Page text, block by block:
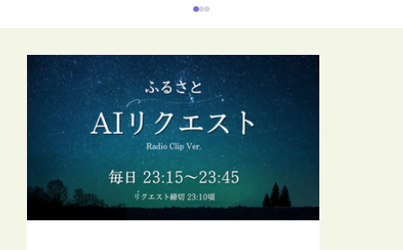
【FM-YRC】魔女michの隠れ家から